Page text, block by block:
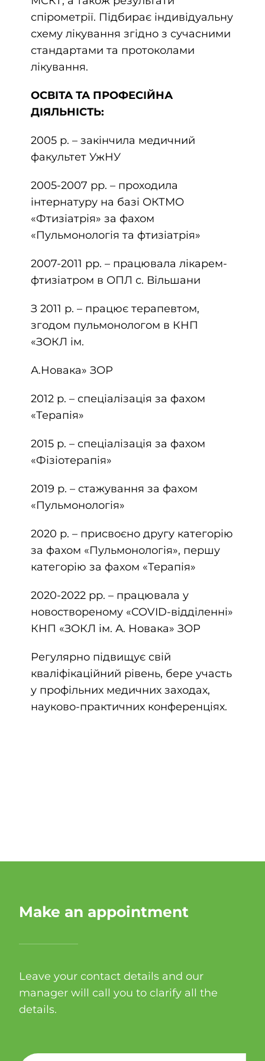
спірометрії. Підбирає індивідуальну
схему лікування згідно з сучасними
стандартами та протоколами
лікування.
ОСВІТА ТА ПРОФЕСІЙНА
ДІЯЛЬНІСТЬ:
2005 р. – закінчила медичний
факультет УжНУ
2005-2007 рр. – проходила
інтернатуру на базі ОКТМО
«Фтизіатрія» за фахом
«Пульмонологія та фтизіатрія»
2007-2011 рр. – працювала лікарем-
фтизіатром в ОПЛ с. Вільшани
З 2011 р. – працює терапевтом,
згодом пульмонологом в КНП
«ЗОКЛ ім.
А.Новака» ЗОР
2012 р. – спеціалізація за фахом
«Терапія»
2015 р. – спеціалізація за фахом
«Фізіотерапія»
2019 р. – стажування за фахом
«Пульмонологія»
2020 р. – присвоєно другу категорію
за фахом «Пульмонологія», першу
категорію за фахом «Терапія»
2020-2022 рр. – працювала у
новоствореному «COVID-відділенні»
КНП «ЗОКЛ ім. А. Новака» ЗОР
Регулярно підвищує свій
кваліфікаційний рівень, бере участь
у профільних медичних заходах,
науково-практичних конференціях.
Make an appointment
Leave your contact details and our
manager will call you to clarify all the
details.